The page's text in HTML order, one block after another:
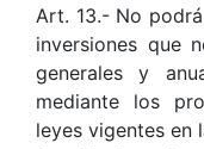
Art. 13.- No
inversiones que
generales y
mediante los
leyes vigentes en